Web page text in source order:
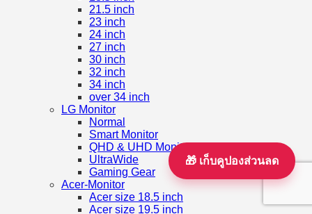
21.5 inch
23 inch
24 inch
27 inch
30 inch
32 inch
34 inch
over 34 inch
LG Monitor
Normal
Smart Monitor
QHD & UHD Monitor (UltraFine)
UltraWide
Gaming Gear
Acer-Monitor
Acer size 18.5 inch
Acer size 19.5 inch
🎁 เก็บคูปองส่วนลด